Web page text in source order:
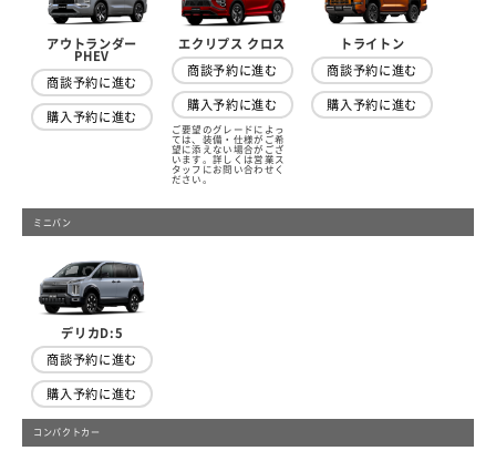
アウトランダー
PHEV
商談予約に進む
購入予約に進む
エクリプス クロス
商談予約に進む
購入予約に進む
ご要望のグレードによっ
ては、装備・仕様がご希
望に添えない場合がござ
います。詳しくは営業ス
タッフにお問い合わせく
ださい。
トライトン
商談予約に進む
購入予約に進む
ミニバン
デリカD:5
商談予約に進む
購入予約に進む
コンパクトカー